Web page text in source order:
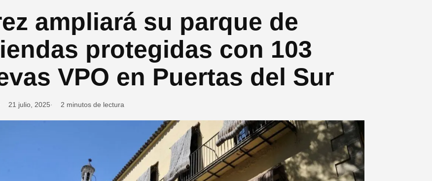
ampliará su parque de
protegidas con 103
VPO en Puertas del Sur
21 julio, 2025 2 minutos de lectura